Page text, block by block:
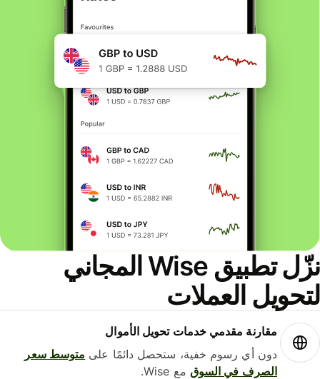
نزّل تطبيق Wise المجاني
العملات
مقارنة مقدمي خدمات تحويل الأموال
دون أي رسوم خفية، ستحصل دائمًا علىمتوسط ​​سعر
الصرف في السوقمع Wise.